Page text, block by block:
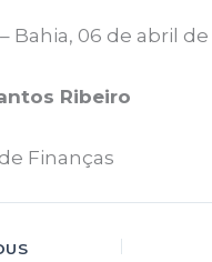
Bahia, 06 de abril de
Ribeiro
Finanças